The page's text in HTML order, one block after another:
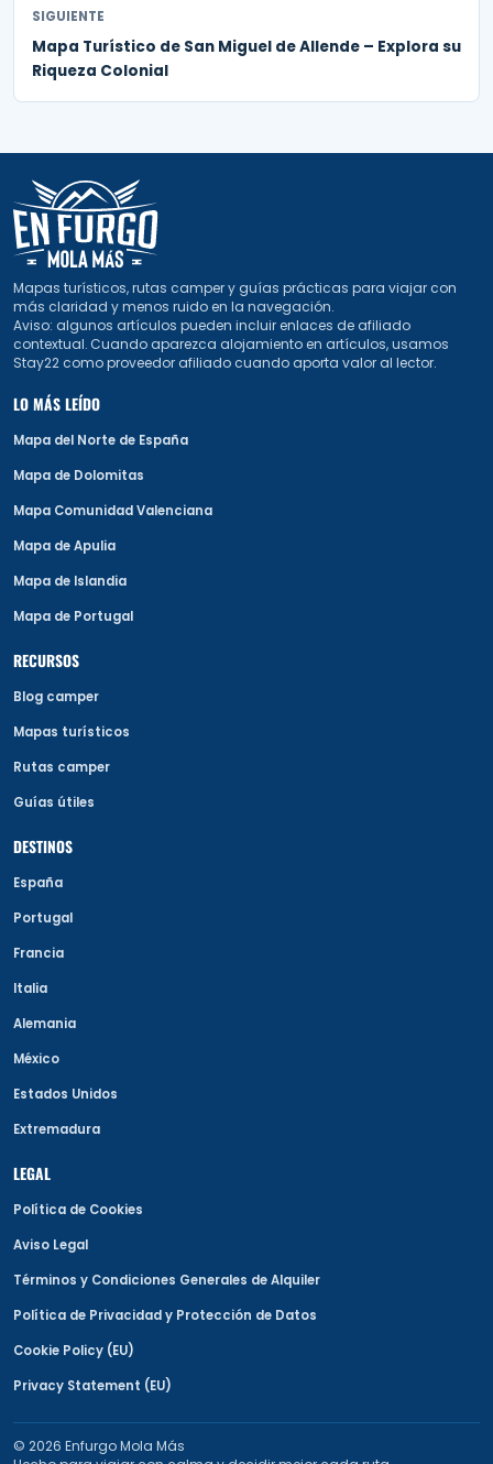
SIGUIENTE
Mapa Turístico de San Miguel de Allende – Explora su
Riqueza Colonial
Mapas turísticos, rutas camper y guías prácticas para viajar con
más claridad y menos ruido en la navegación.
Aviso: algunos artículos pueden incluir enlaces de afiliado
contextual. Cuando aparezca alojamiento en artículos, usamos
Stay22 como proveedor afiliado cuando aporta valor al lector.
LO MÁS LEÍDO
Mapa del Norte de España
Mapa de Dolomitas
Mapa Comunidad Valenciana
Mapa de Apulia
Mapa de Islandia
Mapa de Portugal
RECURSOS
Blog camper
Mapas turísticos
Rutas camper
Guías útiles
DESTINOS
España
Portugal
Francia
Italia
Alemania
México
Estados Unidos
Extremadura
LEGAL
Política de Cookies
Aviso Legal
Términos y Condiciones Generales de Alquiler
Política de Privacidad y Protección de Datos
Cookie Policy (EU)
Privacy Statement (EU)
© 2026 Enfurgo Mola Más